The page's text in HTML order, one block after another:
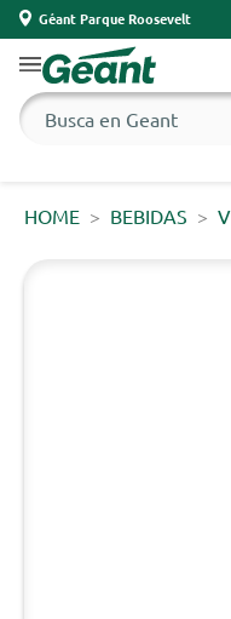
Géant Parque Roosevelt
HOME BEBIDAS